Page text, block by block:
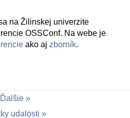
na Žilinskej univerzite
OSSConf. Na webe je
ako aj zborník.
Ďalšie
udalosti